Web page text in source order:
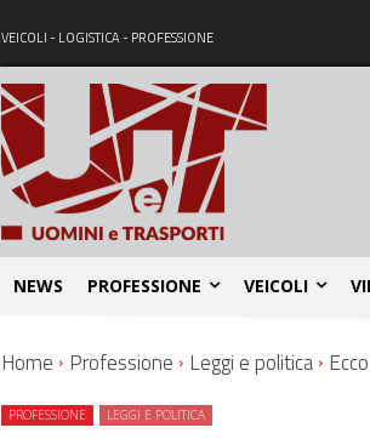
VEICOLI - LOGISTICA - PROFESSIONE
NEWS PROFESSIONE VEICOLI
Home Professione Leggi e politica
PROFESSIONE LEGGI E POLITICA